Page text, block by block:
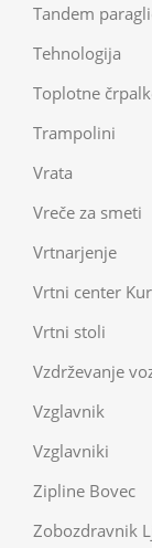
Tandem
Tehnologija
Toplotne
Trampolini
Vrata
Vreče za smeti
Vrtnarjenje
Vrtni center
Vrtni stoli
Vzdrževanje
Vzglavnik
Vzglavniki
Zipline Bovec
Zobozdravnik